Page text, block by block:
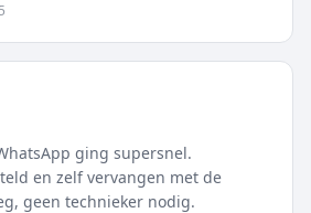
ging supersnel.
en zelf vervangen met de
geen technieker nodig.